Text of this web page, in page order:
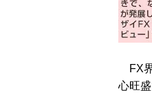
FX界
心旺